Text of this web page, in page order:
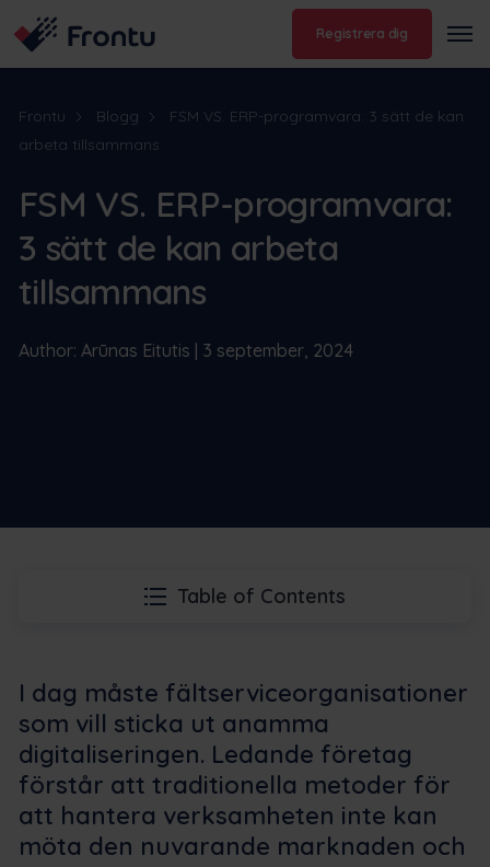
Registrera dig
Frontu Blogg
FSM VS. ERP-programvara: 3 sätt de kan
arbeta tillsammans
FSM VS. ERP-programvara:
3 sätt de kan arbeta
tillsammans
Author: Arūnas Eitutis | 3 september, 2024
Table of Contents
I dag måste fältserviceorganisationer
som vill sticka ut anamma
digitaliseringen. Ledande företag
förstår att traditionella metoder för
att hantera verksamheten inte kan
möta den nuvarande marknaden och